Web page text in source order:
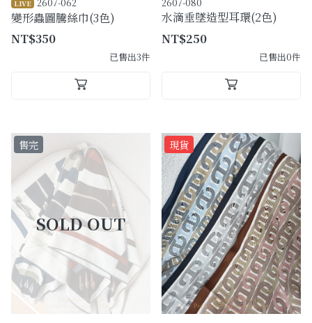
LIVE
變形蟲圖騰絲巾(3色)
NT$350
已售出3件
水滴垂墜造型耳環(2色)
NT$250
已售出0件
售完 現貨